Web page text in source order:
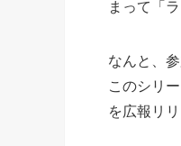
まって「
なんと、
このシリ
を広報リ